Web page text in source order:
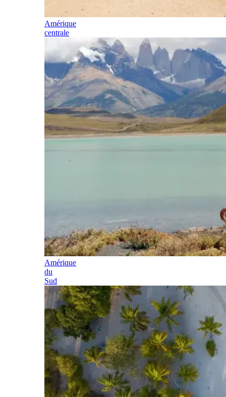
Amérique
centrale
Amérique
du
Sud